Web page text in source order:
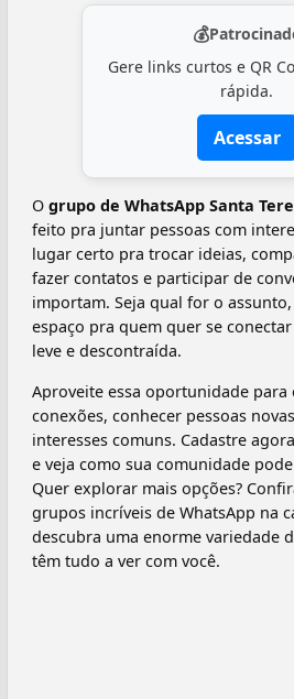
💰
Gere links curtos e QR
rápida.
Acessar
O grupo de WhatsApp Santa
feito pra juntar pessoas com
lugar certo pra trocar ideias,
fazer contatos e participar de
importam. Seja qual for o
espaço pra quem quer se
leve e descontraída.
Aproveite essa oportunidade para
conexões, conhecer pessoas
interesses comuns. Cadastre
e veja como sua comunidade
Quer explorar mais opções?
grupos incríveis de WhatsApp na
descubra uma enorme variedade
têm tudo a ver com você.